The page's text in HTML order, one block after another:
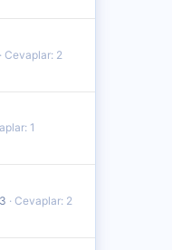
Cevaplar: 2
1
Cevaplar: 2